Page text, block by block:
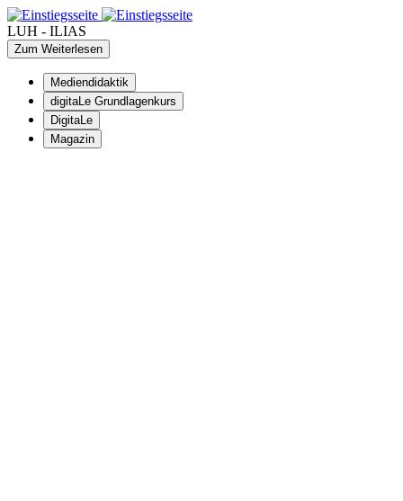
LUH - ILIAS
Zum Weiterlesen
Mediendidaktik
digitaLe Grundlagenkurs
DigitaLe
Magazin